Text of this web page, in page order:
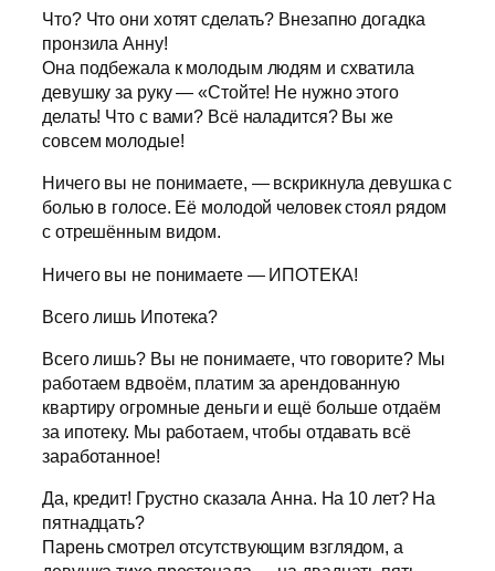
Что? Что они хотят сделать? Внезапно догадка
пронзила Анну!
Она подбежала к молодым людям и схватила
девушку за руку — «Стойте! Не нужно этого
делать! Что с вами? Всё наладится? Вы же
совсем молодые!
Ничего вы не понимаете, — вскрикнула девушка с
болью в голосе. Её молодой человек стоял рядом
с отрешённым видом.
Ничего вы не понимаете — ИПОТЕКА!
Всего лишь Ипотека?
Всего лишь? Вы не понимаете, что говорите? Мы
работаем вдвоём, платим за арендованную
квартиру огромные деньги и ещё больше отдаём
за ипотеку. Мы работаем, чтобы отдавать всё
заработанное!
Да, кредит! Грустно сказала Анна. На 10 лет? На
пятнадцать?
Парень смотрел отсутствующим взглядом, а